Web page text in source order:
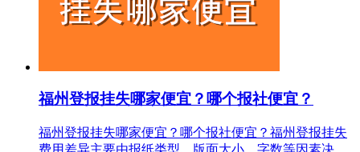
福州登报挂失哪家便宜？哪个报社便宜？
福州登报挂失哪家便宜？哪个报社便宜？福州登报挂失